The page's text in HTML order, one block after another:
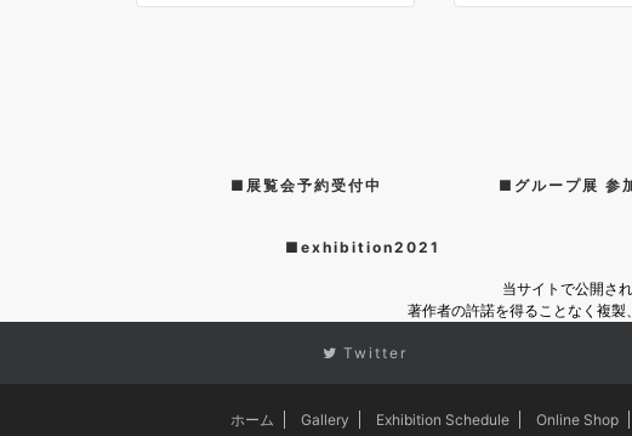
■展覧会予約受付中 ■グループ展 参
■exhibition2021
当サイトで公開さ
著作者の許諾を得ることなく複製
Twitter
ホーム Gallery Exhibition Schedule Online Shop